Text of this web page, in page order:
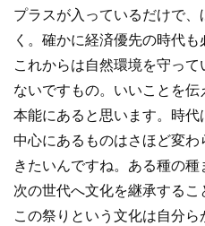
プラスが入っているだけで
く。確かに経済優先の時代も
これからは自然環境を守っ
ないですもの。いいことを
本能にあると思います。時代
中心にあるものはさほど変
きたいんですね。ある種の
次の世代へ文化を継承する
この祭りという文化は自分